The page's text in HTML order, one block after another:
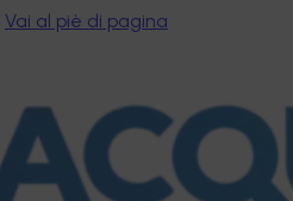
Vai al piè di pagina